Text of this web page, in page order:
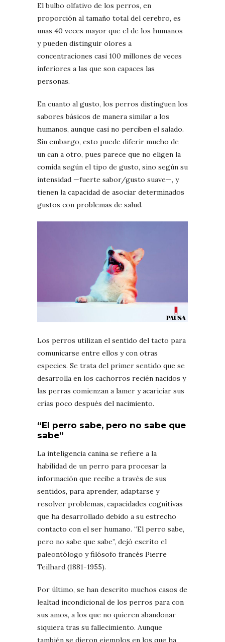
El bulbo olfativo de los perros, en
proporción al tamaño total del cerebro, es
unas 40 veces mayor que el de los humanos
y pueden distinguir olores a
concentraciones casi 100 millones de veces
inferiores a las que son capaces las
personas.
En cuanto al gusto, los perros distinguen los
sabores básicos de manera similar a los
humanos, aunque casi no perciben el salado.
Sin embargo, esto puede diferir mucho de
un can a otro, pues parece que no eligen la
comida según el tipo de gusto, sino según su
intensidad —fuerte sabor/gusto suave—, y
tienen la capacidad de asociar determinados
gustos con problemas de salud.
Los perros utilizan el sentido del tacto para
comunicarse entre ellos y con otras
especies. Se trata del primer sentido que se
desarrolla en los cachorros recién nacidos y
las perras comienzan a lamer y acariciar sus
crías poco después del nacimiento.
“El perro sabe, pero no sabe que
sabe”
La inteligencia canina se refiere a la
habilidad de un perro para procesar la
información que recibe a través de sus
sentidos, para aprender, adaptarse y
resolver problemas, capacidades cognitivas
que ha desarrollado debido a su estrecho
contacto con el ser humano. “El perro sabe,
pero no sabe que sabe”, dejó escrito el
paleontólogo y filósofo francés Pierre
Teilhard (1881-1955).
Por último, se han descrito muchos casos de
lealtad incondicional de los perros para con
sus amos, a los que no quieren abandonar
siquiera tras su fallecimiento. Aunque
también se dieron ejemplos en los que ha